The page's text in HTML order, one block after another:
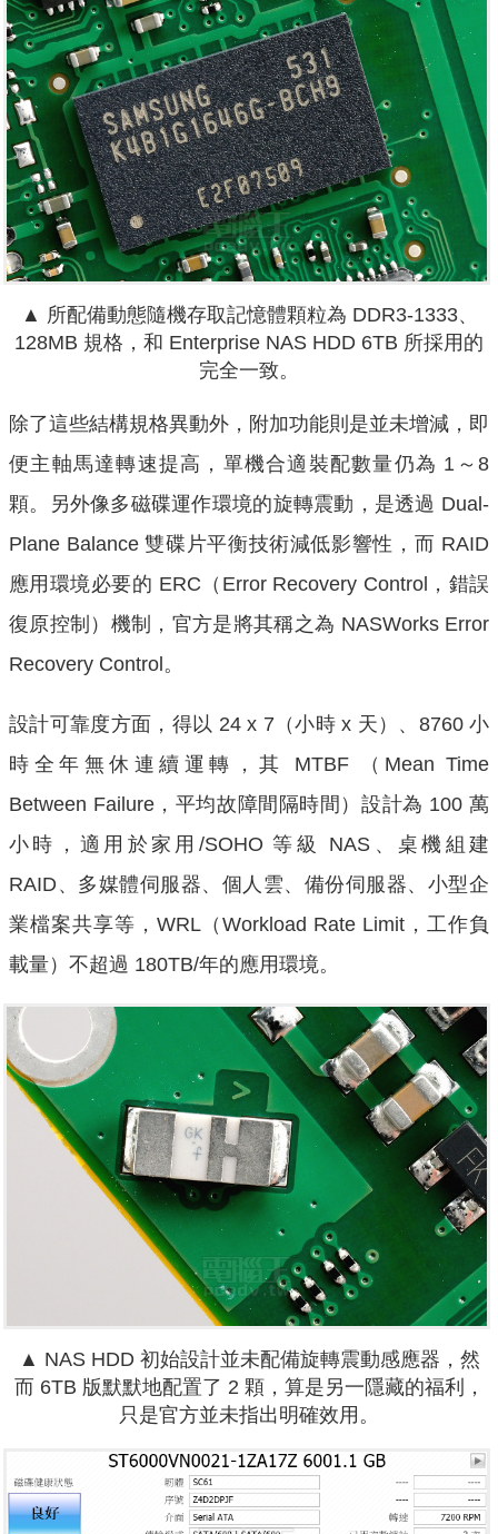
▲ 所配備動態隨機存取記憶體顆粒為 DDR3-1333、
128MB 規格，和 Enterprise NAS HDD 6TB 所採用的
完全一致。
除了這些結構規格異動外，附加功能則是並未增減，即
便主軸馬達轉速提高，單機合適裝配數量仍為 1～8
顆。另外像多磁碟運作環境的旋轉震動，是透過 Dual-
Plane Balance 雙碟片平衡技術減低影響性，而 RAID
應用環境必要的 ERC（Error Recovery Control，錯誤
復原控制）機制，官方是將其稱之為 NASWorks Error
Recovery Control。
設計可靠度方面，得以 24 x 7（小時 x 天）、8760 小
時全年無休連續運轉，其 MTBF
（Mean Time
Between Failure，平均故障間隔時間）設計為 100 萬
小時，適用於家用/SOHO 等級 NAS、桌機組建
RAID、多媒體伺服器、個人雲、備份伺服器、小型企
業檔案共享等，WRL（Workload Rate Limit，工作負
載量）不超過 180TB/年的應用環境。
▲ NAS HDD 初始設計並未配備旋轉震動感應器 ，然
而 6TB 版默默地配置了 2 顆，算是另一隱藏的福利，
只是官方並未指出明確效用。